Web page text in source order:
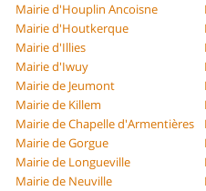
Mairie d'Houplin Ancoisne
Mairie d'Houtkerque
Mairie d'Illies
Mairie d'Iwuy
Mairie de Jeumont
Mairie de Killem
Mairie de Chapelle d'Armentières
Mairie de Gorgue
Mairie de Longueville
Mairie de Neuville